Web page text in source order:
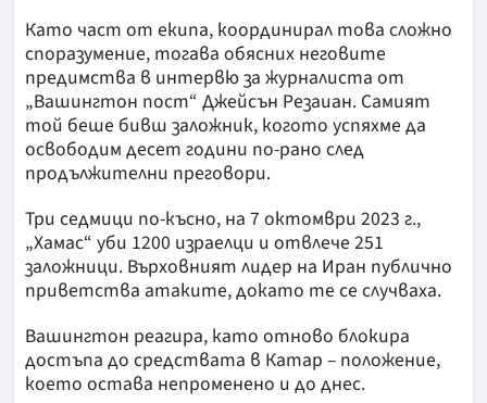
Като част от екипа, координирал това сложно
споразумение, тогава обясних неговите
предимства в интервю за журналиста от
„Вашингтон пост“ Джейсън Резаиан. Самият
той беше бивш заложник, когото успяхме да
освободим десет години по-рано след
продължителни преговори.
Три седмици по-късно, на 7 октомври 2023 г.,
„Хамас“ уби 1200 израелци и отвлече 251
заложници. Върховният лидер на Иран публично
приветства атаките, докато те се случваха.
Вашингтон реагира, като отново блокира
достъпа до средствата в Катар – положение,
което остава непроменено и до днес.